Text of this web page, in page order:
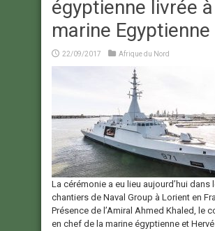
égyptienne livrée
marine Egyptienne
22/09/2017 Afrique du Nord
La cérémonie a eu lieu aujourd’hui dans
chantiers de Naval Group à Lorient en
Présence de l’Amiral Ahmed Khaled, le
en chef de la marine égyptienne et